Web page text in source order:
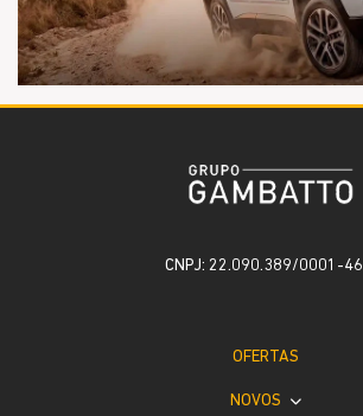
CNPJ: 22.090.389/0001-46
OFERTAS
NOVOS